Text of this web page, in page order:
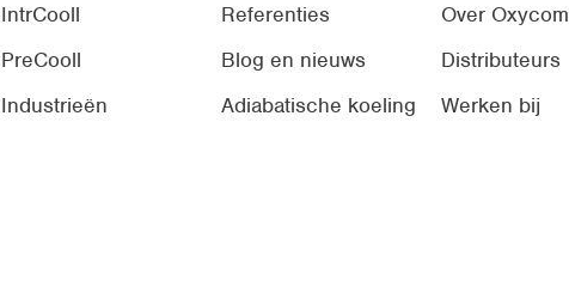
IntrCooll
PreCooll
Industrieën
Referenties
Blog en nieuws
Adiabatische koeling
Over Oxycom
Distributeurs
Werken bij